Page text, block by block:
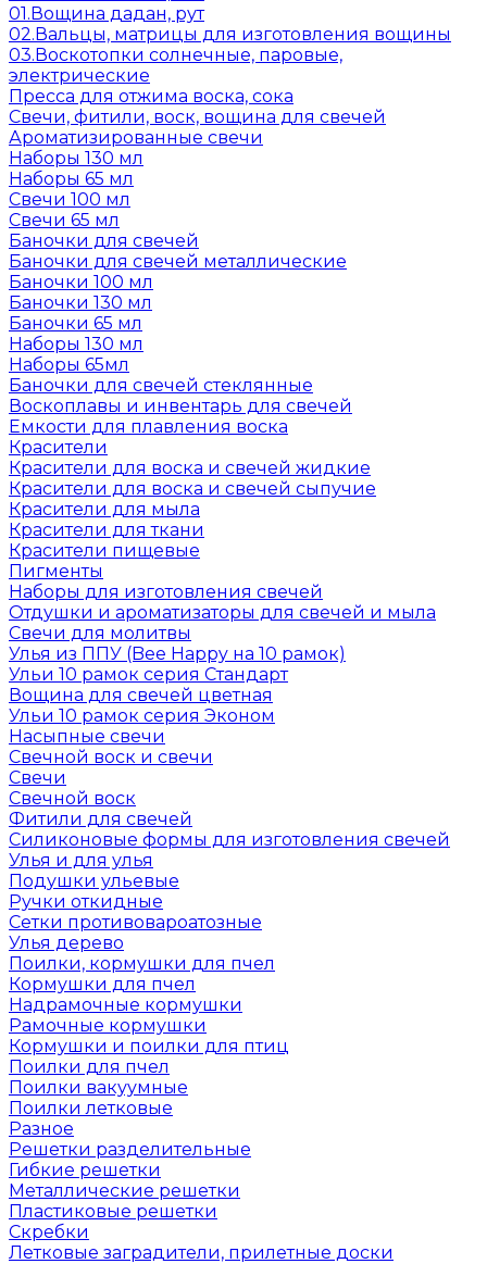
01.Вощина дадан, рут
02.Вальцы, матрицы для изготовления вощины
03.Воскотопки солнечные, паровые,
электрические
Пресса для отжима воска, сока
Свечи, фитили, воск, вощина для свечей
Ароматизированные свечи
Наборы 130 мл
Наборы 65 мл
Свечи 100 мл
Свечи 65 мл
Баночки для свечей
Баночки для свечей металлические
Баночки 100 мл
Баночки 130 мл
Баночки 65 мл
Наборы 130 мл
Наборы 65мл
Баночки для свечей стеклянные
Воскоплавы и инвентарь для свечей
Емкости для плавления воска
Красители
Красители для воска и свечей жидкие
Красители для воска и свечей сыпучие
Красители для мыла
Красители для ткани
Красители пищевые
Пигменты
Наборы для изготовления свечей
Отдушки и ароматизаторы для свечей и мыла
Свечи для молитвы
Улья из ППУ (Bee Happy на 10 рамок)
Ульи 10 рамок серия Стандарт
Вощина для свечей цветная
Ульи 10 рамок серия Эконом
Насыпные свечи
Свечной воск и свечи
Свечи
Свечной воск
Фитили для свечей
Силиконовые формы для изготовления свечей
Улья и для улья
Подушки ульевые
Ручки откидные
Сетки противовароатозные
Улья дерево
Поилки, кормушки для пчел
Кормушки для пчел
Надрамочные кормушки
Рамочные кормушки
Кормушки и поилки для птиц
Поилки для пчел
Поилки вакуумные
Поилки летковые
Разное
Решетки разделительные
Гибкие решетки
Металлические решетки
Пластиковые решетки
Скребки
Летковые заградители, прилетные доски